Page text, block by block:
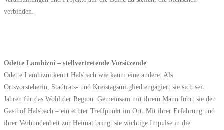
verbinden.
Odette Lamhizni – stellvertretende Vorsitzende
Odette Lamhizni kennt Halsbach wie kaum eine andere: Als
Ortsvorsteherin, Stadtrats- und Kreistagsmitglied engagiert sie sich seit
Jahren für das Wohl der Region. Gemeinsam mit ihrem Mann führt sie den
Gasthof Halsbach – ein echter Treffpunkt im Ort. Mit ihrer Erfahrung und
ihrer Verbundenheit zur Heimat bringt sie wichtige Impulse in die